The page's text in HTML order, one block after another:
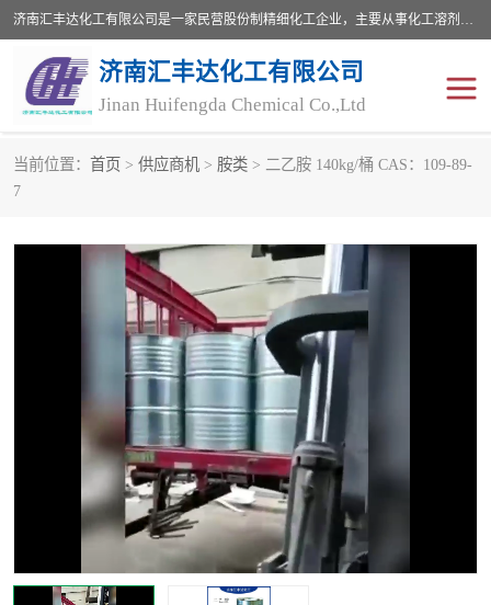
济南汇丰达化工有限公司是一家民营股份制精细化工企业，主要从事化工溶剂、药用辅料、合成中间体等深加工产品的研制开发、生产、销售和进出口贸易。主营产品：环氧丙烷，十二烷基苯，甲基磺酸，磺酸，DMF，DMAC，甘油，苯甲醇，乙酰氯，甲基丙烯酸，甲基丙烯酸甲酯，叔丁醇，异辛酸，二乙烯三胺，一乙，二乙‎，三乙醇胺，原乙酸三甲酯等化工产品及中间体。欢迎各界朋友洽谈咨询业务。
济南汇丰达化工有限公司
Jinan Huifengda Chemical Co.,Ltd
当前位置： 首页 > 供应商机 > 胺类 > 二乙胺 140kg/桶 CAS：109-89-
7
醇类 醚类
酚类
无机化工原料
无机盐 有机溶剂
添加剂助剂 十二烷基苯
十二烷基苯磺酸 甲醇钠
三乙胺